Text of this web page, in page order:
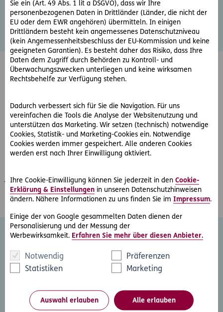
Sie ein (Art. 49 Abs. 1 lit a DSGVO), dass wir Ihre
personenbezogenen Daten in Drittländer (Länder, die nicht der
EU oder dem EWR angehören) übermitteln. In einigen
Drittländern besteht kein angemessenes Datenschutzniveau
(kein Angemessenheitsbeschluss der EU-Kommission und keine
geeigneten Garantien). Es besteht daher das Risiko, dass Ihre
Daten dem Zugriff durch Behörden zu Kontroll- und
Überwachungszwecken unterliegen und keine wirksamen
Rechtsbehelfe zur Verfügung stehen.
Dadurch verbessert sich für Sie die Navigation. Für uns
vereinfachen die Tools die Analyse der Websitenutzung und
unterstützen das Marketing. Wir setzen (technisch) notwendige
Cookies, Statistik- und Marketing-Cookies ein. Notwendige
Cookies werden immer gespeichert. Alle anderen Cookies
werden erst nach Ihrer Einwilligung aktiviert.
Ihre Cookie-Einwilligung können Sie jederzeit in den Cookie-
Erklärung & Einstellungen in unseren Datenschutzhinweisen
ändern. Nähere Informationen zu uns finden Sie im Impressum.
Einige der von Google gesammelten Daten dienen der
Personalisierung und der Messung der
Werbewirksamkeit. Erfahren Sie mehr über diesen Anbieter.
Notwendig
Präferenzen
Statistiken
Marketing
Auswahl erlauben Alle erlauben
so, dass es ab diesem Zeitpunkt auch einwandfrei
funktioniert. Für Herrn F. sind keinerlei Kosten entstanden.
Firmenrechtsschutz
(PDF, 668 KB)
Folder D.A.S. Firmen-Rechtsschutz(PDF, 3 MB)
Weitere Versicherungsunterlagen
jederzeit per Mail anfordern:service@ergo-versicherung.at
Wir schicken Ihnen gerne die gewünschten Unterlagen zu.
Wir nehmen uns Zeit für Sie. Vereinbaren Sie einen
individuellen Rechtsschutz-Beratungstermin.
Persönliche Beratung